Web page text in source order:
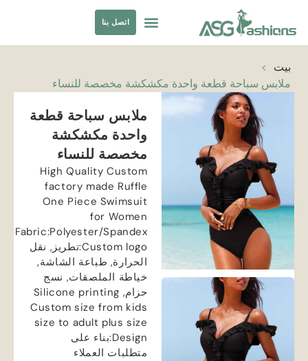
اتصل بنا
بيت >
ملابس سباحة قطعة واحدة مكشكشة مخصصة للنساء
ملابس سباحة قطعة
واحدة مكشكشة
مخصصة للنساء
High Quality Custom
factory made Ruffle
One Piece Swimsuit
for Women
Fabric:Polyester/Spandex
Custom logo:تطريز, نقل
الحرارة, طباعة الشاشة,
خياطة الملصقات, نسج
حزام, Silicone printing
Custom size from kids
size to adult plus size
Design:بناء على
متطلبات العملاء